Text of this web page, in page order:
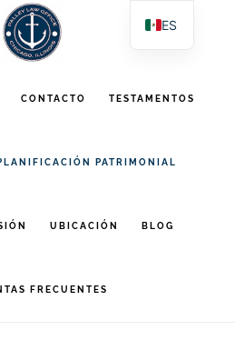
CONTACTO TESTAMENTOS
PATRIMONIAL
UBICACIÓN BLOG
FRECUENTES
ES